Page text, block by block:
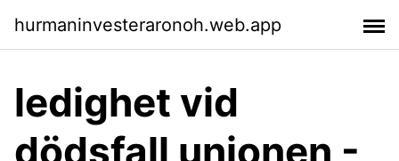
hurmaninvesteraronoh.web.app
ledighet vid
dödsfall unionen -